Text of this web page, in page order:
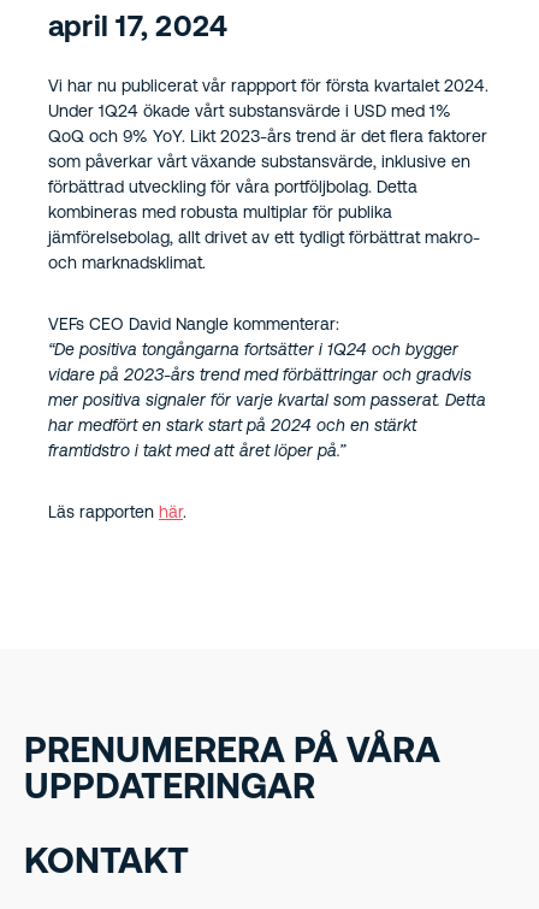
april 17, 2024
Vi har nu publicerat vår rappport för första kvartalet 2024.
Under 1Q24 ökade vårt substansvärde i USD med 1%
QoQ och 9% YoY. Likt 2023-års trend är det flera faktorer
som påverkar vårt växande substansvärde, inklusive en
förbättrad utveckling för våra portföljbolag. Detta
kombineras med robusta multiplar för publika
jämförelsebolag, allt drivet av ett tydligt förbättrat makro-
och marknadsklimat.
VEFs CEO David Nangle kommenterar:
“De positiva tongångarna fortsätter i 1Q24 och bygger
vidare på 2023-års trend med förbättringar och gradvis
mer positiva signaler för varje kvartal som passerat. Detta
har medfört en stark start på 2024 och en stärkt
framtidstro i takt med att året löper på.”
Läs rapporten här.
PRENUMERERA PÅ VÅRA
UPPDATERINGAR
KONTAKT